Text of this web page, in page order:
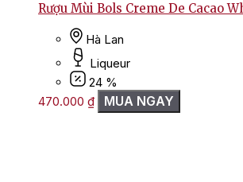
Rượu Mùi Bols Creme De Cacao
Hà Lan
Liqueur
24 %
470.000 ₫ MUA NGAY